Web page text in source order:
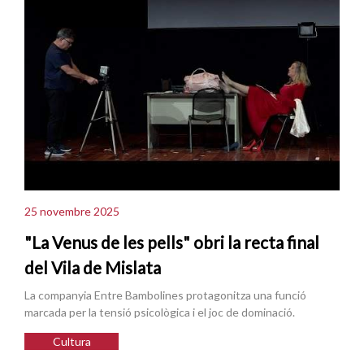
25 novembre 2025
"La Venus de les pells" obri la recta final
del Vila de Mislata
La companyia Entre Bambolines protagonitza una funció
marcada per la tensió psicològica i el joc de dominació.
Cultura